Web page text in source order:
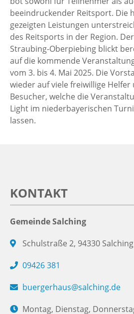
beeindruckender Reitsport. Die
gezeigten Leistungen
des Reitsports in der Region.
Straubing-Oberpiebing blickt
auf die kommende
vom 3. bis 4. Mai 2025. Die
wieder auf viele freiwillige Helfer
Besucher, welche die
Light im niederbayerischen
lassen.
KONTAKT
Gemeinde Salching
Schulstraße 2, 94330 Salching
09426 381
buergerhaus@salching.de
Montag, Dienstag,